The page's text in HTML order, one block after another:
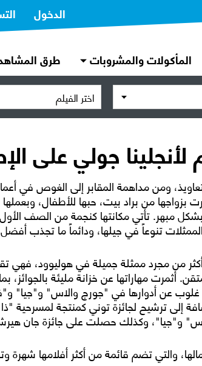
الدخول
المأكولات والمشروبات طرق
اختر الفيلم
ومن مداهمة المقابر إلى الغوص في
بزواجها من براد بيت، حبها للأطفال،
مبهر. تأتي مكانتها كنجمة من الصف
تنوعاً في جيلها، ودائماً ما تجذب
أكثر من مجرد ممثلة جميلة في هوليوود،
مهاراتها عن خزانة مليئة بالجوائز،
عن أدوارها في "جورج والاس" و"جيا"
إلى ترشيح لجائزة توني كمنتجة لمسرحية "ذا
و"جيا"، وكذلك حصلت على جائزة جان